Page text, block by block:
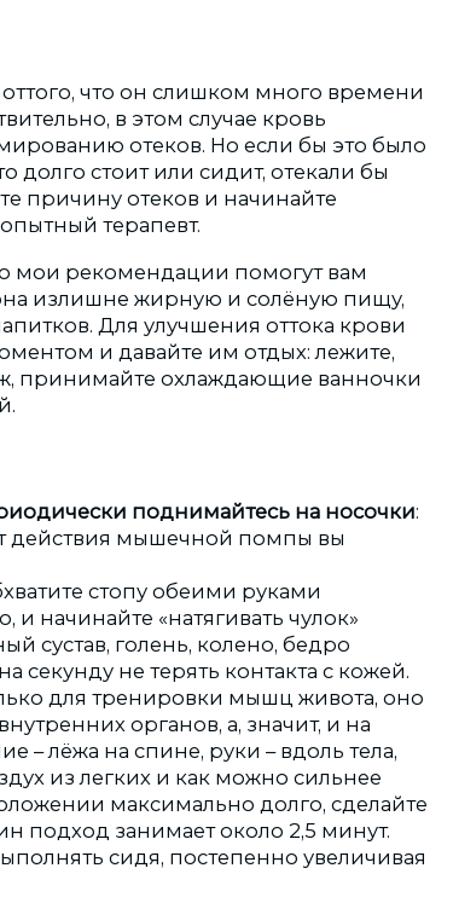
оттого, что он слишком много времени
в этом случае кровь
отеков. Но если бы это было
долго стоит или сидит, отекали бы
причину отеков и начинайте
терапевт.
мои рекомендации помогут вам
излишне жирную и солёную пищу,
Для улучшения оттока крови
и давайте им отдых: лежите,
принимайте охлаждающие ванночки
поднимайтесь на носочки:
действия мышечной помпы вы
стопу обеими руками
и начинайте «натягивать чулок»
сустав, голень, колено, бедро
секунду не терять контакта с кожей.
для тренировки мышц живота, оно
органов, а, значит, и на
– лёжа на спине, руки – вдоль тела,
из легких и как можно сильнее
максимально долго, сделайте
подход занимает около 2,5 минут.
сидя, постепенно увеличивая